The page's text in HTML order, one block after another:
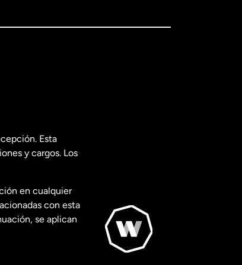
Esta
y cargos. Los
en cualquier
con esta
se aplican